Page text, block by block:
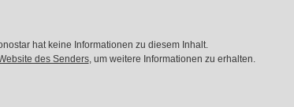
hat keine Informationen zu diesem Inhalt.
des Senders, um weitere Informationen zu erhalten.